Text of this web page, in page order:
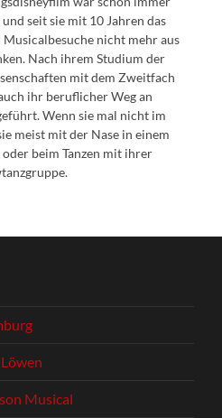
seit sie mit 10 Jahren das
Musicalbesuche nicht mehr aus
Nach ihrem Studium der
mit dem Zweitfach
ihr beruflicher Weg an
Wenn sie mal nicht im
meist mit der Nase in einem
beim Tanzen mit ihrer
Musical